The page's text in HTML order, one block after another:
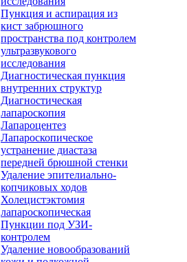
Пункция и аспирация из
кист забрюшного
пространства под контролем
ультразвукового
исследования
Диагностическая пункция
внутренних структур
Диагностическая
лапароскопия
Лапароцентез
Лапароскопическое
устранение диастаза
передней брюшной стенки
Удаление эпителиально-
копчиковых ходов
Холецистэктомия
лапароскопическая
Пункции под УЗИ-
контролем
Удаление новообразований